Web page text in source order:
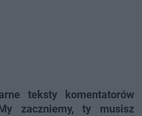
teksty komentatorów
zaczniemy, ty musisz